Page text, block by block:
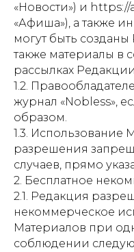
«Новости») и
«Афиша»), а также
могут быть
также материалы в
рассылках
1.2.
журнал «Nobless»,
образом.
1.3. Использование
разрешения
случаев, прямо
2. Бесплатное
2.1. Редакция
некоммерческое
Материалов при
соблюдении